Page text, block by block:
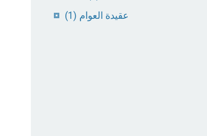
عقيدة العوام (1)